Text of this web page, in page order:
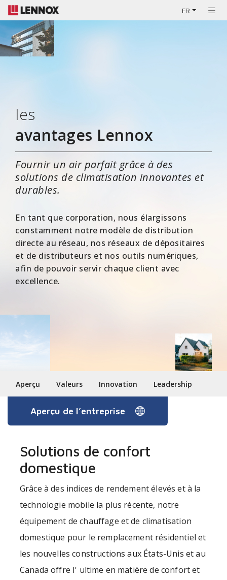
FR
les
avantages Lennox
Fournir un air parfait grâce à des
solutions de climatisation innovantes et
durables.
En tant que corporation, nous élargissons
constamment notre modèle de distribution
directe au réseau, nos réseaux de dépositaires
et de distributeurs et nos outils numériques,
afin de pouvoir servir chaque client avec
excellence.
Aperçu Valeurs Innovation Leadership
Aperçu de l’entreprise
Solutions de confort
domestique
Grâce à des indices de rendement élevés et à la
technologie mobile la plus récente, notre
équipement de chauffage et de climatisation
domestique pour le remplacement résidentiel et
les nouvelles constructions aux États-Unis et au
Canada offre I' ultime en matière de confort et